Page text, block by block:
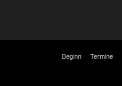
Beginn Termine